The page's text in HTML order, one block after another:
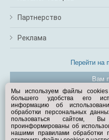
Партнерство
Реклама
Перейти на
Вам
©
Мы используем файлы
большего удобства его
информацию об
обработки персональных
пользоваться сайтом,
проинформированы об
нашими правилами обработки